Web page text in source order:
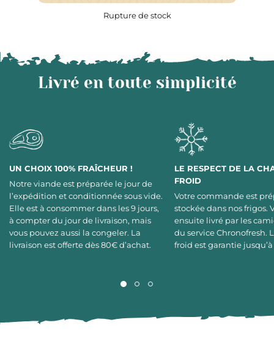
Rupture de stock
Livré en toute simplicité
UN CHOIX 100% FRAÎCHEUR !
Notre viande est préparée le jour de
l’expédition et conditionnée sous vide.
Elle est à consommer dans les 9 jours,
à compter du jour de livraison, mais
vous pouvez aussi la congeler. La
livraison est offerte dès 80€ d’achat.
LE RESPECT DE LA
FROID
Votre commande est
stockée dans nos frigos.
ensuite livré par les
du service Chronofresh.
froid est garantie